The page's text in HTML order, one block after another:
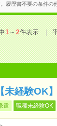
履歴書不要の条件の
1～2件表示
【未経験OK
遣 職種未経験OK